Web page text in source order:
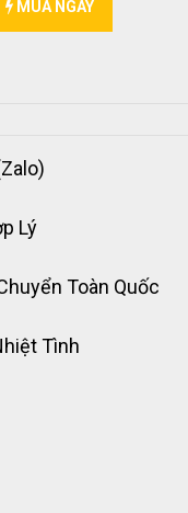
MUA NGAY
Lý
Toàn Quốc
Tình